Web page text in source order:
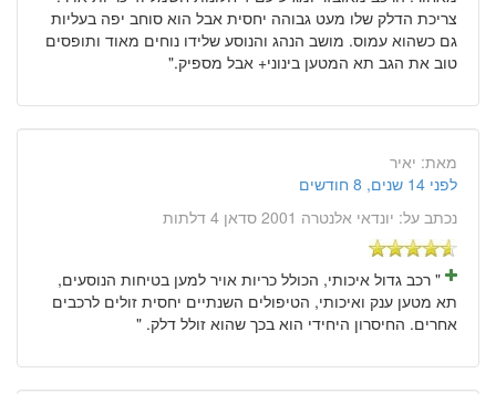
צריכת הדלק שלו מעט גבוהה יחסית אבל הוא סוחב יפה בעליות
גם כשהוא עמוס. מושב הנהג והנוסע שלידו נוחים מאוד ותופסים
טוב את הגב תא המטען בינוני+ אבל מספיק."
מאת: יאיר
לפני 14 שנים, 8 חודשים
נכתב על: יונדאי אלנטרה 2001 סדאן 4 דלתות
" רכב גדול איכותי, הכולל כריות אויר למען בטיחות הנוסעים,
תא מטען ענק ואיכותי, הטיפולים השנתיים יחסית זולים לרכבים
אחרים. החיסרון היחידי הוא בכך שהוא זולל דלק. "